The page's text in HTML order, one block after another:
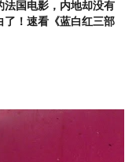
法国电影，内地却没有
！速看《蓝白红三部